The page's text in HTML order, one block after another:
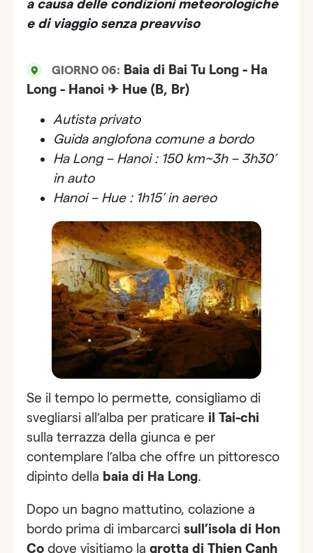
a causa delle condizioni meteorologiche
e di viaggio senza preavviso
GIORNO 06: Baia di Bai Tu Long - Ha
Long - Hanoi ✈ Hue (B, Br)
Autista privato
Guida anglofona comune a bordo
Ha Long – Hanoi : 150 km~3h – 3h30’
in auto
Hanoi – Hue : 1h15’ in aereo
Se il tempo lo permette, consigliamo di
svegliarsi all’alba per praticareil Tai-chi
sulla terrazza della giunca e per
contemplare l’alba che offre un pittoresco
dipinto della baia di Ha Long.
Dopo un bagno mattutino, colazione a
bordo prima di imbarcarcisull’isola di Hon
Co dove visitiamo lagrotta di Thien Canh